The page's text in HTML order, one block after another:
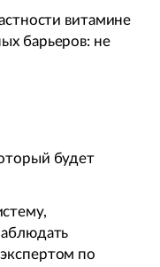
витамине
барьеров: не
будет
по